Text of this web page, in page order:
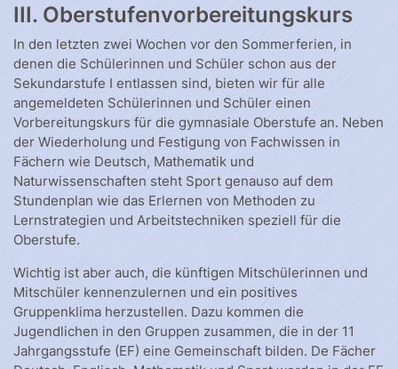
III. Oberstufenvorbereitungskurs
In den letzten zwei Wochen vor den Sommerferien, in
denen die Schülerinnen und Schüler schon aus der
Sekundarstufe I entlassen sind, bieten wir für alle
angemeldeten Schülerinnen und Schüler einen
Vorbereitungskurs für die gymnasiale Oberstufe an. Neben
der Wiederholung und Festigung von Fachwissen in
Fächern wie Deutsch, Mathematik und
Naturwissenschaften steht Sport genauso auf dem
Stundenplan wie das Erlernen von Methoden zu
Lernstrategien und Arbeitstechniken speziell für die
Oberstufe.
Wichtig ist aber auch, die künftigen Mitschülerinnen und
Mitschüler kennenzulernen und ein positives
Gruppenklima herzustellen. Dazu kommen die
Jugendlichen in den Gruppen zusammen, die in der 11
Jahrgangsstufe (EF) eine Gemeinschaft bilden. De Fächer